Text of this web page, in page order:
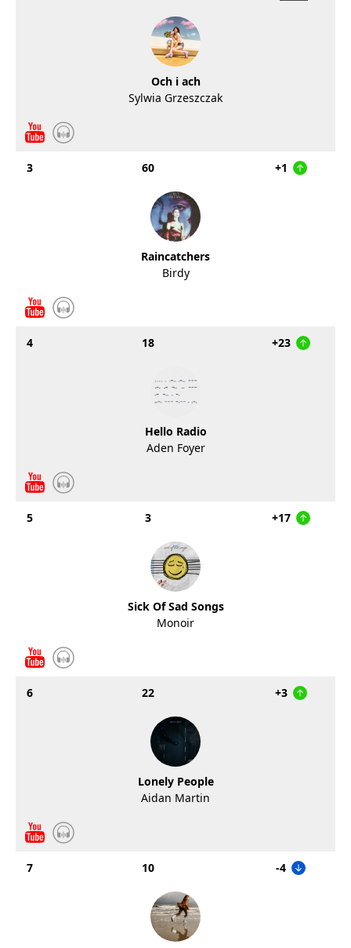
Och i ach
Sylwia Grzeszczak
3 60 +1
Raincatchers
Birdy
4 18 +23
Hello Radio
Aden Foyer
5 3 +17
Sick Of Sad Songs
Monoir
6 22 +3
Lonely People
Aidan Martin
7 10 -4